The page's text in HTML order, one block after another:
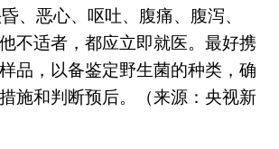
、恶心、呕吐、腹痛、腹泻、
不适者，都应立即就医。最好携
品，以备鉴定野生菌的种类，确
施和判断预后。（来源：央视新